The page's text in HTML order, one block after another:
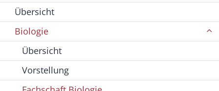
Übersicht
Biologie
Übersicht
Vorstellung